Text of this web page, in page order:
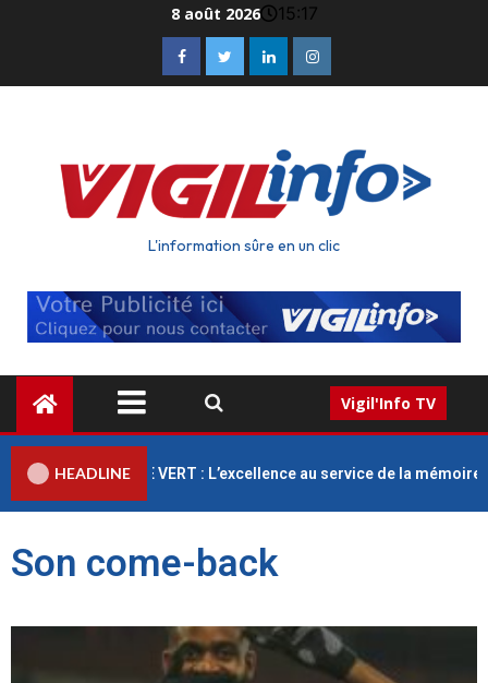
8 août 2026 15:17
L'information sûre en un clic
Vigil'Info TV
HEADLINE
CITÉ / CIMETIÈRE VERT : L’excellence au service de la mémoire
Son come-back